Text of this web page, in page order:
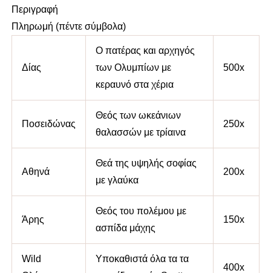
Περιγραφή
Πληρωμή (πέντε σύμβολα)
Δίας
Ο πατέρας και αρχηγός
των Ολυμπίων με
κεραυνό στα χέρια
500x
Ποσειδώνας
Θεός των ωκεάνιων
θαλασσών με τρίαινα
250x
Αθηνά
Θεά της υψηλής σοφίας
με γλαύκα
200x
Άρης
Θεός του πολέμου με
ασπίδα μάχης
150x
Wild
Υποκαθιστά όλα τα τα
400x